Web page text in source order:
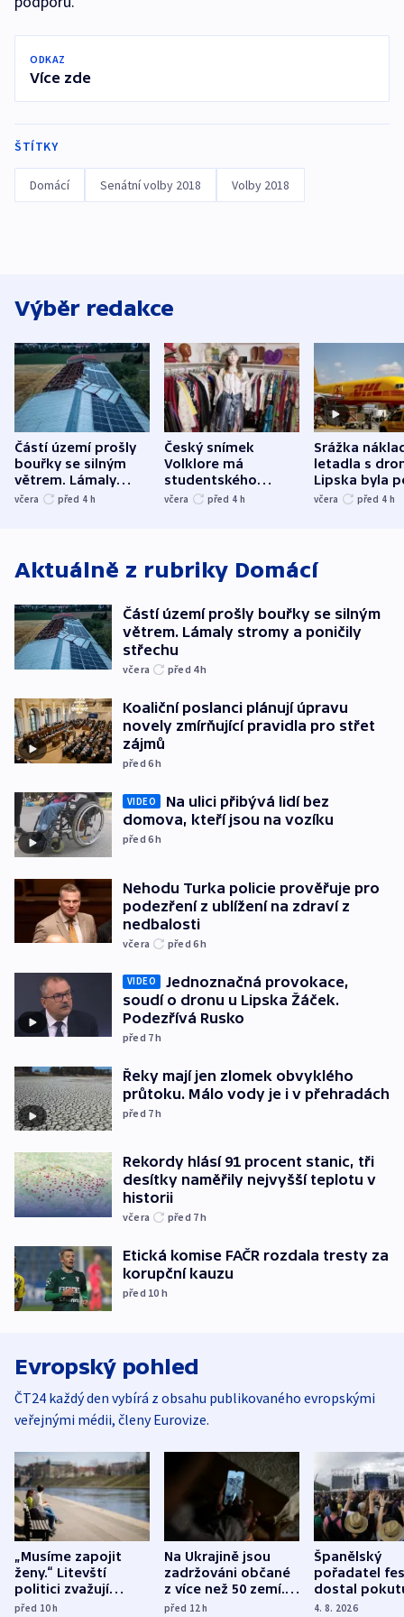
ODKAZ
Více zde
ŠTÍTKY
Domácí Senátní volby 2018 Volby 2018
Výběr redakce
Částí území prošly
bouřky se silným
větrem. Lámaly
stromy a poničily
včera před 4 h
Český snímek
Volklore má
studentského
Oscara, zabojuje o
včera před 4 h
Srážka
letadla s
Lipska byla
německého
včera před 4 h
Aktuálně z rubriky Domácí
Částí území prošly bouřky se silným
větrem. Lámaly stromy a poničily
střechu
včera před 4h
Koaliční poslanci plánují úpravu
novely zmírňující pravidla pro střet
zájmů
před 6h
VIDEO
Na ulici přibývá lidí bez
domova, kteří jsou na vozíku
před 6h
Nehodu Turka policie prověřuje pro
podezření z ublížení na zdraví z
nedbalosti
včera před 6h
VIDEO
Jednoznačná provokace,
soudí o dronu u Lipska Žáček.
Podezřívá Rusko
před 7h
Řeky mají jen zlomek obvyklého
průtoku. Málo vody je i v přehradách
před 7h
Rekordy hlásí 91 procent stanic, tři
desítky naměřily nejvyšší teplotu v
historii
včera před 7h
Etická komise FAČR rozdala tresty za
korupční kauzu
před 10 h
Evropský pohled
ČT24 každý den vybírá z obsahu publikovaného evropskými
veřejnými médii, členy Eurovize.
„Musíme zapojit
ženy.“ Litevští
politici zvažují
dohodu o
před 10h
Na Ukrajině jsou
zadržováni občané
z více než 50 zemí.
Bojovali na straně
před 12h
Španělský
pořadatel
dostal
nekalé
4. 8. 2026